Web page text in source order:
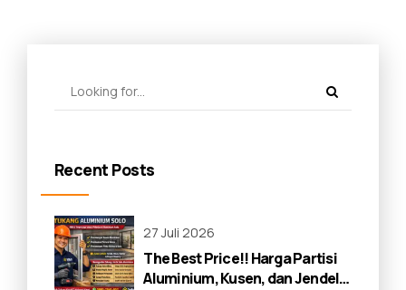
Recent Posts
27 Juli 2026
The Best Price!! Harga Partisi
Aluminium, Kusen, dan Jendela